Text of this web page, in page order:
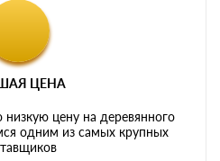
ЦЕНА
цену на деревянного
одним из самых крупных